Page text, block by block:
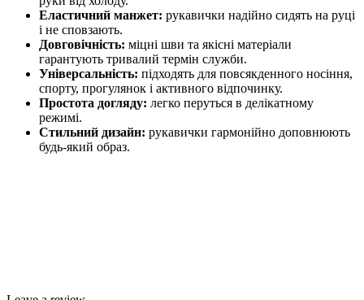
Еластичний манжет: рукавички надійно сидять на руці
і не сповзають.
Довговічність: міцні шви та якісні матеріали
гарантують тривалий термін служби.
Універсальність: підходять для повсякденного носіння,
спорту, прогулянок і активного відпочинку.
Простота догляду: легко перуться в делікатному
режимі.
Стильний дизайн: рукавички гармонійно доповнюють
будь-який образ.